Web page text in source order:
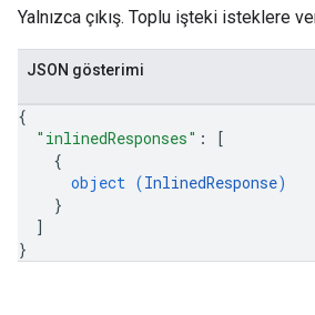
Yalnızca çıkış. Toplu işteki isteklere
JSON gösterimi
{
"inlinedResponses" :
[
{
object (InlinedResponse)
}
]
}